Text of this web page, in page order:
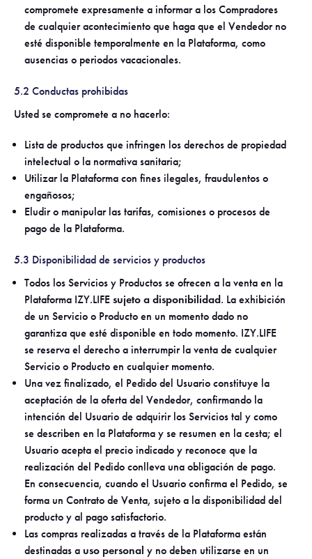
compromete expresamente a informar a los Compradores
de cualquier acontecimiento que haga que el Vendedor no
esté disponible temporalmente en la Plataforma, como
ausencias o periodos vacacionales.
5.2 Conductas prohibidas
Usted se compromete a no hacerlo:
Lista de productos que infringen los derechos de propiedad
intelectual o la normativa sanitaria;
Utilizar la Plataforma con fines ilegales, fraudulentos o
engañosos;
Eludir o manipular las tarifas, comisiones o procesos de
pago de la Plataforma.
5.3 Disponibilidad de servicios y productos
Todos los Servicios y Productos se ofrecen a la venta en la
Plataforma IZY.LIFE sujeto a disponibilidad. La exhibición
de un Servicio o Producto en un momento dado no
garantiza que esté disponible en todo momento. IZY.LIFE
se reserva el derecho a interrumpir la venta de cualquier
Servicio o Producto en cualquier momento.
Una vez finalizado, el Pedido del Usuario constituye la
aceptación de la oferta del Vendedor, confirmando la
intención del Usuario de adquirir los Servicios tal y como
se describen en la Plataforma y se resumen en la cesta; el
Usuario acepta el precio indicado y reconoce que la
realización del Pedido conlleva una obligación de pago.
En consecuencia, cuando el Usuario confirma el Pedido, se
forma un Contrato de Venta, sujeto a la disponibilidad del
producto y al pago satisfactorio.
Las compras realizadas a través de la Plataforma están
destinadas a uso personal y no deben utilizarse en un